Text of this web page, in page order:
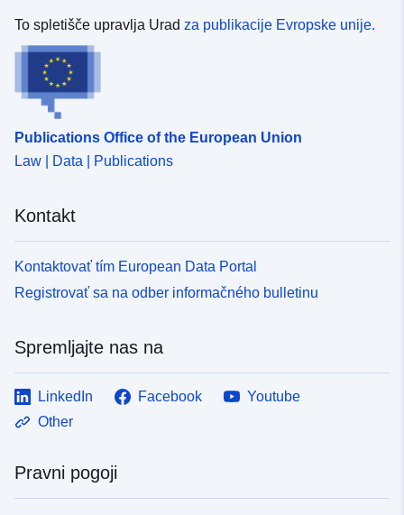
To spletišče upravlja Urad za publikacije Evropske unije.
Publications Office of the European Union
Law | Data | Publications
Kontakt
Kontaktovať tím European Data Portal
Registrovať sa na odber informačného bulletinu
Spremljajte nas na
LinkedIn Facebook
Youtube
Other
Pravni pogoji